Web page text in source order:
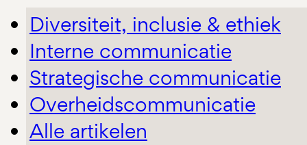
Diversiteit, inclusie & ethiek
Interne communicatie
Strategische communicatie
Overheidscommunicatie
Alle artikelen